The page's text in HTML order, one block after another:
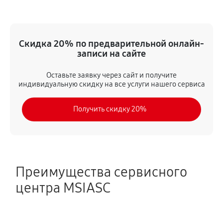
Скидка 20% по предварительной онлайн-
записи на сайте
Оставьте заявку через сайт и получите
индивидуальную скидку на все услуги нашего сервиса
Получить скидку 20%
Преимущества сервисного
центра MSIASC